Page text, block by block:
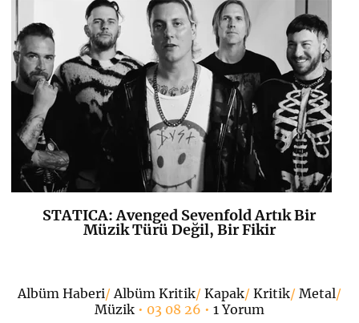
K+
STATICA: Avenged Sevenfold Artık Bir
Müzik Türü Değil, Bir Fikir
Albüm Haberi/Albüm Kritik/ Kapak/ Kritik/ Metal/
Müzik• 03 08 26 • 1 Yorum